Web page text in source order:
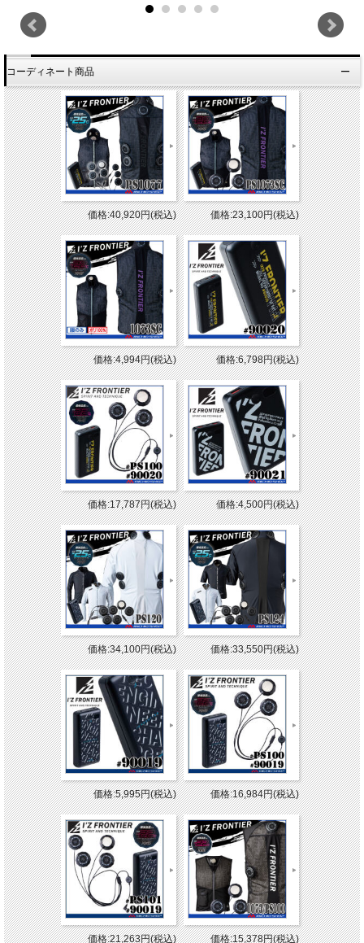
コーディネート商品
価格:40,920円(税込) 価格:23,100円(税込)
価格:4,994円(税込) 価格:6,798円(税込)
価格:17,787円(税込) 価格:4,500円(税込)
価格:34,100円(税込) 価格:33,550円(税込)
価格:5,995円(税込) 価格:16,984円(税込)
価格:21,263円(税込) 価格:15,378円(税込)